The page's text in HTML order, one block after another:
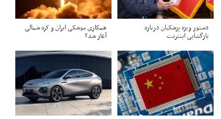
دستور ویژه پزشکیان درباره
بازگشایی اینترنت
همکاری موشکی ایران و کره شمالی
آغاز شد؟